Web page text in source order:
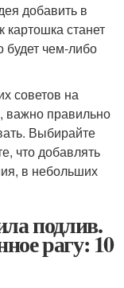
добавить в
картошка станет
чем-либо
советов на
важно правильно
Выбирайте
что добавлять
в небольших
подлив.
рагу: 10